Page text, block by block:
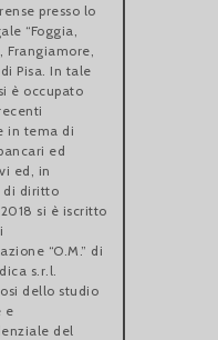
presso lo
“Foggia,
Frangiamore,
Pisa. In tale
è occupato
in tema di
ed
ed, in
di diritto
si è iscritto
“O.M.” di
s.r.l.
dello studio
e
del